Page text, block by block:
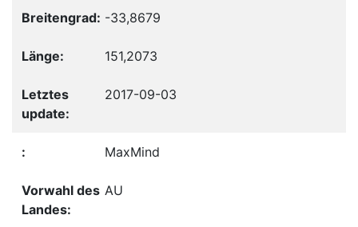
-33,8679
151,2073
2017-09-03
MaxMind
AU